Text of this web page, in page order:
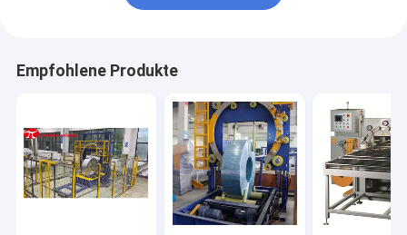
Empfohlene Produkte